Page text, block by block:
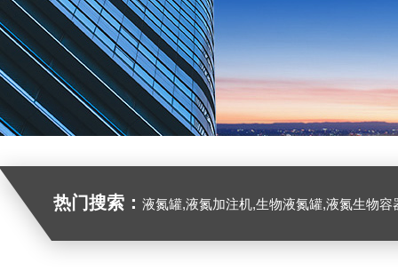
热门搜索： 液氮罐,液氮加注机,生物液氮罐,液氮生物容器,